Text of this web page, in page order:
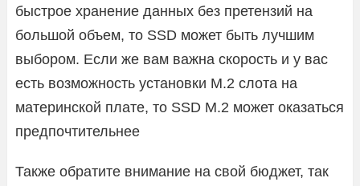
быстрое хранение данных без претензий на
большой объем, то SSD может быть лучшим
выбором. Если же вам важна скорость и у вас
есть возможность установки M.2 слота на
материнской плате, то SSD M.2 может оказаться
предпочтительнее
Также обратите внимание на свой бюджет, так